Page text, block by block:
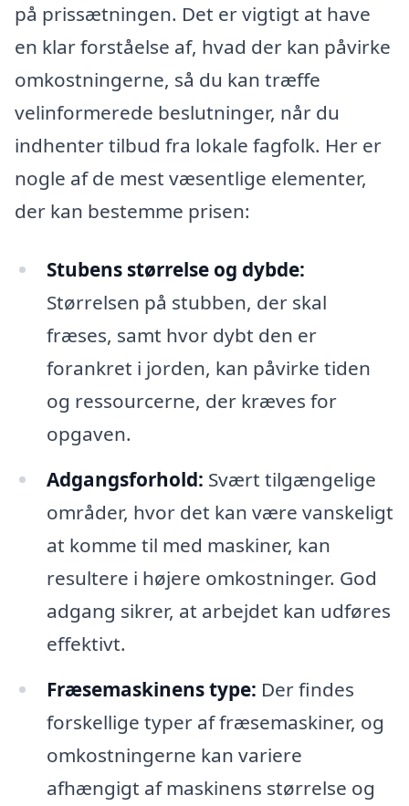
på prissætningen. Det er vigtigt at have
en klar forståelse af, hvad der kan påvirke
omkostningerne, så du kan træffe
velinformerede beslutninger, når du
indhenter tilbud fra lokale fagfolk. Her er
nogle af de mest væsentlige elementer,
der kan bestemme prisen:
Stubens størrelse og dybde:
Størrelsen på stubben, der skal
fræses, samt hvor dybt den er
forankret i jorden, kan påvirke tiden
og ressourcerne, der kræves for
opgaven.
Adgangsforhold: Svært tilgængelige
områder, hvor det kan være vanskeligt
at komme til med maskiner, kan
resultere i højere omkostninger. God
adgang sikrer, at arbejdet kan udføres
effektivt.
Fræsemaskinens type: Der findes
forskellige typer af fræsemaskiner, og
omkostningerne kan variere
afhængigt af maskinens størrelse og